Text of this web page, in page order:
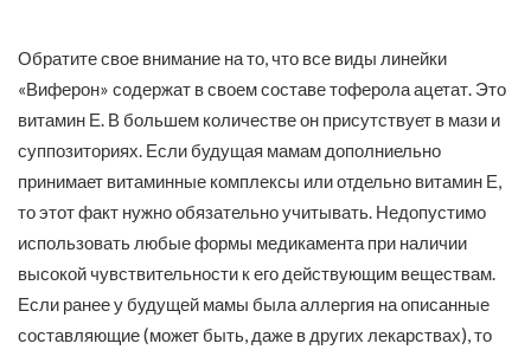
Обратите свое внимание на то, что все виды линейки
«Виферон» содержат в своем составе тоферола ацетат. Это
витамин Е. В большем количестве он присутствует в мази и
суппозиториях. Если будущая мамам дополниельно
принимает витаминные комплексы или отдельно витамин Е,
то этот факт нужно обязательно учитывать. Недопустимо
использовать любые формы медикамента при наличии
высокой чувствительности к его действующим веществам.
Если ранее у будущей мамы была аллергия на описанные
составляющие (может быть, даже в других лекарствах), то